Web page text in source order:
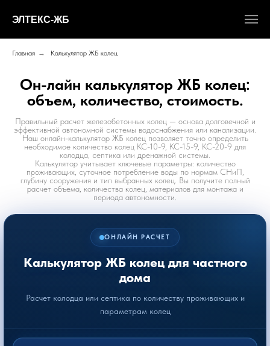
ЭЛТЕКС-ЖБ
Главная → Калькулятор ЖБ колец
Он-лайн калькулятор ЖБ колец:
объем, количество, стоимость.
Правильный расчет железобетонных колец — основа долговечной и
эффективной автономной системы водоснабжения или канализации.
Наш онлайн-калькулятор ЖБ колец позволяет точно определить
необходимое количество колец КС-10-9, КС-15-9, КС-20-9 для
колодца, септика или дренажной системы.
Калькулятор учитывает ключевые параметры: количество
проживающих, суточное потребление воды по нормам СНиП,
глубину сооружения и тип выбранных колец. Вы получите полный
расчет объема, количества колец, материалов для монтажа и
периода автономности.
ОНЛАЙН РАСЧЕТ
Калькулятор ЖБ колец для частного
дома
Расчет колодца или септика по количеству проживающих и
параметрам колец